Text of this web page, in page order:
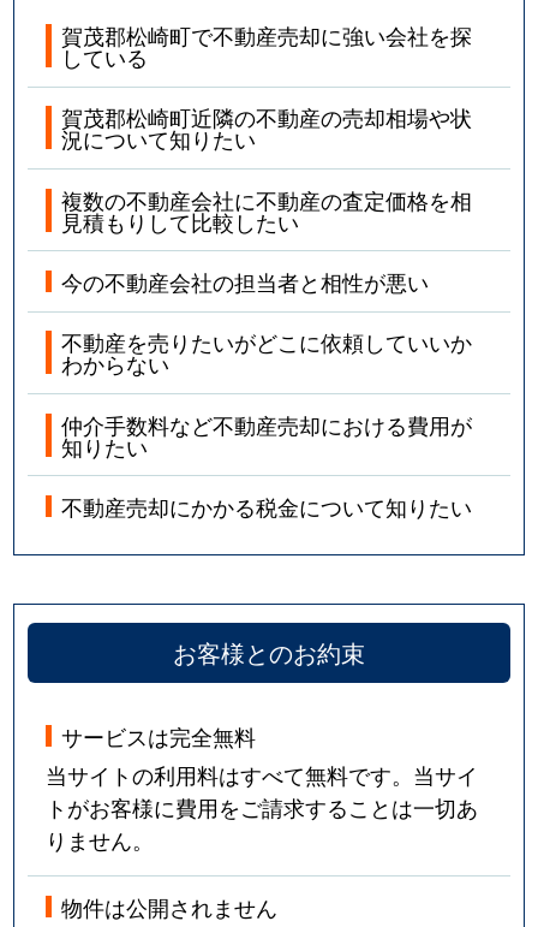
賀茂郡松崎町で不動産売却に強い会社を探
している
賀茂郡松崎町近隣の不動産の売却相場や状
況について知りたい
複数の不動産会社に不動産の査定価格を相
見積もりして比較したい
今の不動産会社の担当者と相性が悪い
不動産を売りたいがどこに依頼していいか
わからない
仲介手数料など不動産売却における費用が
知りたい
不動産売却にかかる税金について知りたい
お客様とのお約束
サービスは完全無料
当サイトの利用料はすべて無料です。当サイ
トがお客様に費用をご請求することは一切あ
りません。
物件は公開されません